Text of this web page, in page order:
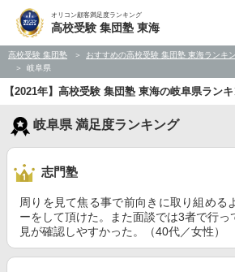
オリコン顧客満足度ランキング
高校受験 集団塾 東海
高校受験 集団塾 おすすめの高校受験 集団塾 東海ランキ
岐阜県
【2021年】高校受験 集団塾 東海の岐阜県ラン
岐阜県 満足度ランキング
志門塾
周りを見て焦る事で前向きに取り組める
ーをして頂けた。また面談では3者で行っ
見が確認しやすかった。（40代／女性）